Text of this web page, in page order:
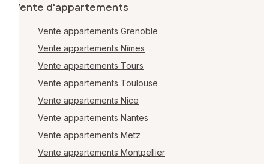
Vente d'appartements
Vente appartements Grenoble
Vente appartements Nîmes
Vente appartements Tours
Vente appartements Toulouse
Vente appartements Nice
Vente appartements Nantes
Vente appartements Metz
Vente appartements Montpellier